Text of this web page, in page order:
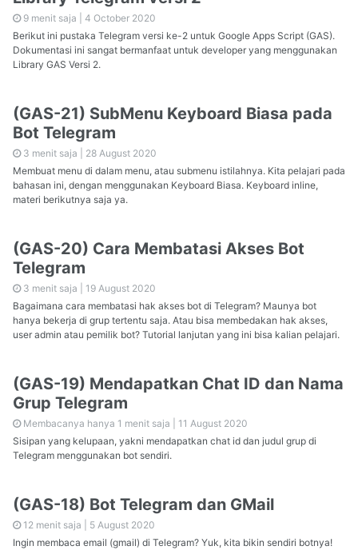
9 menit saja | 4 October 2020
Berikut ini pustaka Telegram versi ke-2 untuk Google Apps Script (GAS).
Dokumentasi ini sangat bermanfaat untuk developer yang menggunakan
Library GAS Versi 2.
(GAS-21) SubMenu Keyboard Biasa pada
Bot Telegram
3 menit saja | 28 August 2020
Membuat menu di dalam menu, atau submenu istilahnya. Kita pelajari pada
bahasan ini, dengan menggunakan Keyboard Biasa. Keyboard inline,
materi berikutnya saja ya.
(GAS-20) Cara Membatasi Akses Bot
Telegram
3 menit saja | 19 August 2020
Bagaimana cara membatasi hak akses bot di Telegram? Maunya bot
hanya bekerja di grup tertentu saja. Atau bisa membedakan hak akses,
user admin atau pemilik bot? Tutorial lanjutan yang ini bisa kalian pelajari.
(GAS-19) Mendapatkan Chat ID dan Nama
Grup Telegram
Membacanya hanya 1 menit saja | 11 August 2020
Sisipan yang kelupaan, yakni mendapatkan chat id dan judul grup di
Telegram menggunakan bot sendiri.
(GAS-18) Bot Telegram dan GMail
12 menit saja | 5 August 2020
Ingin membaca email (gmail) di Telegram? Yuk, kita bikin sendiri botnya!